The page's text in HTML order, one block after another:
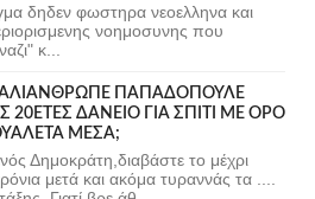
δηδεν φωστηρα νεοελληνα και
νοημοσυνης που
κ...
ΠΑΠΑΔΟΠΟΥΛΕ
20ΕΤΕΣ ΔΑΝΕΙΟ ΓΙΑ ΣΠΙΤΙ ΜΕ ΟΡΟ
ΜΕΣΑ;
Δημοκράτη,διαβάστε το μέχρι
μετά και ακόμα τυραννάς τα ....